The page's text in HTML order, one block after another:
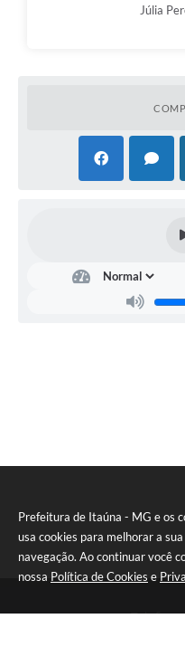
Prefeitura de Itaúna - MG e os
usa cookies para melhorar a
navegação. Ao continuar você
nossa Política de Cookies e
Júlia